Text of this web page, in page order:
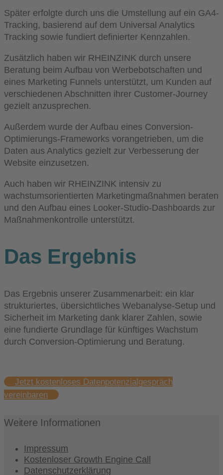
Später erfolgte durch uns die Umstellung auf ein GA4-
Tracking, basierend auf dem Universal Analytics
Tracking sowie fundiert definierter Kennzahlen.
Zusätzlich haben wir RHEINZINK durch unsere
Beratung beim Aufbau von Werbebotschaften und
eines Marketing Funnels unterstützt, um Kunden auf
verschiedenen Abschnitten ihrer Customer-Journey
gezielt anzusprechen.
Außerdem wurde der Aufbau eines Conversion-
Optimierungs-Frameworks vorangetrieben, um die
Daten aus Analytics gezielt zur Verbesserung der
Website einzusetzen.
Auch haben wir RHEINZINK intensiv zu
wachstumsorientierten Marketingmaßnahmen beraten
und den Aufbau eines Looker-Studio-Dashboards zur
Maßnahmenkontrolle unterstützt.
Das Ergebnis
Das Ergebnis unserer Zusammenarbeit: ein klar
strukturiertes, übersichtliches Webanalyse-Setup und
Sicherheit im Marketing dank klarer Zahlen, sowie
eine fundierte Grundlage für künftiges Wachstum
durch Conversion-Optimierung und Beratung.
Jetzt kostenloses Datenpotenzialgespräch
vereinbaren
Weitere Informationen
Impressum
Kostenloser Growth Engine Call
Datenschutzerklärung